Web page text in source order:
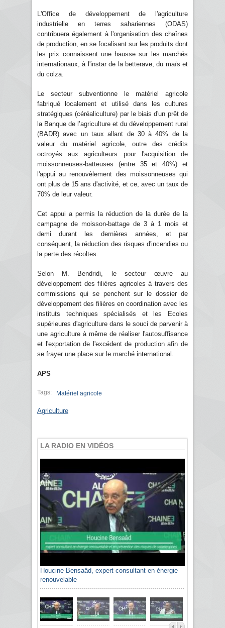
L'Office de développement de l'agriculture
industrielle en terres sahariennes (ODAS)
contribuera également à l'organisation des chaînes
de production, en se focalisant sur les produits dont
les prix connaissent une hausse sur les marchés
internationaux, à l'instar de la betterave, du maïs et
du colza.
Le secteur subventionne le matériel agricole
fabriqué localement et utilisé dans les cultures
stratégiques (céréaliculture) par le biais d'un prêt de
la Banque de l’agriculture et du développement rural
(BADR) avec un taux allant de 30 à 40% de la
valeur du matériel agricole, outre des crédits
octroyés aux agriculteurs pour l'acquisition de
moissonneuses-batteuses (entre 35 et 40%) et
l'appui au renouvèlement des moissonneuses qui
ont plus de 15 ans d'activité, et ce, avec un taux de
70% de leur valeur.
Cet appui a permis la réduction de la durée de la
campagne de moisson-battage de 3 à 1 mois et
demi durant les dernières années, et par
conséquent, la réduction des risques d'incendies ou
la perte des récoltes.
Selon M. Bendridi, le secteur œuvre au
développement des filières agricoles à travers des
commissions qui se penchent sur le dossier de
développement des filières en coordination avec les
instituts techniques spécialisés et les Ecoles
supérieures d'agriculture dans le souci de parvenir à
une agriculture à même de réaliser l'autosuffisance
et l'exportation de l'excédent de production afin de
se frayer une place sur le marché international.
APS
Tags: Matériel agricole
Agriculture
LA RADIO EN VIDÉOS
Houcine Bensaâd, expert consultant en énergie
renouvelable